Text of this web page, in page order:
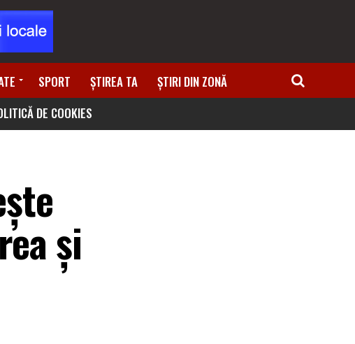
SPORT ȘTIREA TA
ȘTIRI DIN ZONĂ
DE COOKIES
și